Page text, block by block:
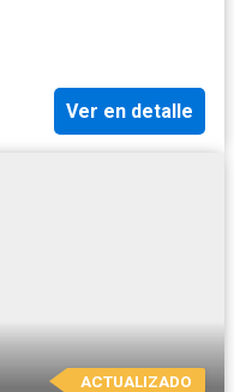
Ver en detalle
ACTUALIZADO